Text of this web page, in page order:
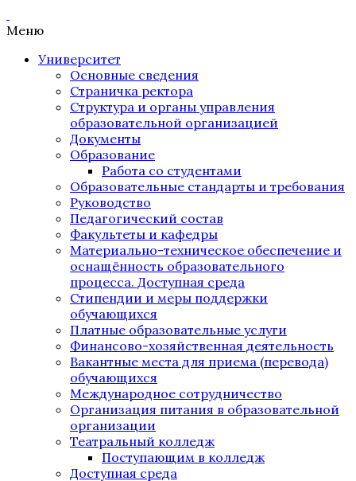
Меню
Университет
Основные сведения
Страничка ректора
Структура и органы управления
образовательной организацией
Документы
Образование
Работа со студентами
Образовательные стандарты и требования
Руководство
Педагогический состав
Факультеты и кафедры
Материально-техническое обеспечение и
оснащённость образовательного
процесса. Доступная среда
Стипендии и меры поддержки
обучающихся
Платные образовательные услуги
Финансово-хозяйственная деятельность
Вакантные места для приема (перевода)
обучающихся
Международное сотрудничество
Организация питания в образовательной
организации
Театральный колледж
Поступающим в колледж
Доступная среда